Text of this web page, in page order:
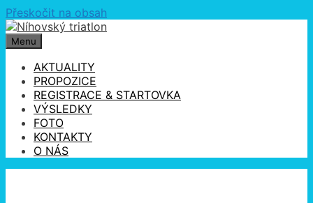
Přeskočit na obsah
Menu
AKTUALITY
PROPOZICE
REGISTRACE & STARTOVKA
VÝSLEDKY
FOTO
KONTAKTY
O NÁS